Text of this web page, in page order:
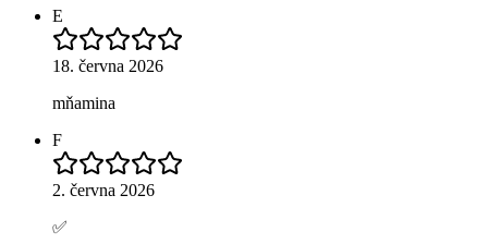
E
18. června 2026
mňamina
F
2. června 2026
✅